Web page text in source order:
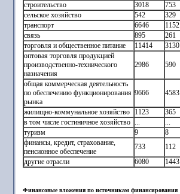
строительство
3018 753
сельское хозяйство
542 329
транспорт
6646 1152
связь
895 261
торговля и общественное питание
11414 3130
оптовая торговля продукцией
производственно-технического
назначения
2986 590
общая коммерческая деятельность
по обеспечению функционирования
рынка
9666 4583
жилищно-коммунальное хозяйство 1123 365
в том числе гостиничное хозяйство ... ...
туризм
9 8
финансы, кредит, страхование,
пенсионное обеспечение
733 112
другие отрасли
6080 1443
Финансовые вложения по источникам финансирования